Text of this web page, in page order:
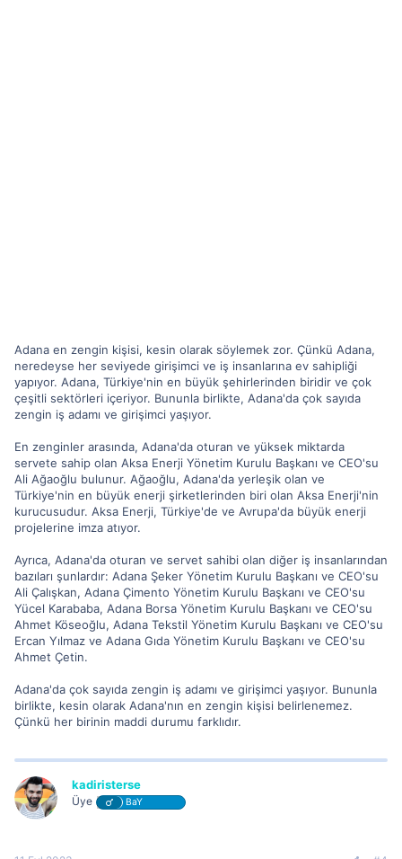
Adana en zengin kişisi, kesin olarak söylemek zor. Çünkü Adana,
neredeyse her seviyede girişimci ve iş insanlarına ev sahipliği
yapıyor. Adana, Türkiye'nin en büyük şehirlerinden biridir ve çok
çeşitli sektörleri içeriyor. Bununla birlikte, Adana'da çok sayıda
zengin iş adamı ve girişimci yaşıyor.
En zenginler arasında, Adana'da oturan ve yüksek miktarda
servete sahip olan Aksa Enerji Yönetim Kurulu Başkanı ve CEO'su
Ali Ağaoğlu bulunur. Ağaoğlu, Adana'da yerleşik olan ve
Türkiye'nin en büyük enerji şirketlerinden biri olan Aksa Enerji'nin
kurucusudur. Aksa Enerji, Türkiye'de ve Avrupa'da büyük enerji
projelerine imza atıyor.
Ayrıca, Adana'da oturan ve servet sahibi olan diğer iş insanlarından
bazıları şunlardır: Adana Şeker Yönetim Kurulu Başkanı ve CEO'su
Ali Çalışkan, Adana Çimento Yönetim Kurulu Başkanı ve CEO'su
Yücel Karababa, Adana Borsa Yönetim Kurulu Başkanı ve CEO'su
Ahmet Köseoğlu, Adana Tekstil Yönetim Kurulu Başkanı ve CEO'su
Ercan Yılmaz ve Adana Gıda Yönetim Kurulu Başkanı ve CEO'su
Ahmet Çetin.
Adana'da çok sayıda zengin iş adamı ve girişimci yaşıyor. Bununla
birlikte, kesin olarak Adana'nın en zengin kişisi belirlenemez.
Çünkü her birinin maddi durumu farklıdır.
kadiristerse
Üye BaY